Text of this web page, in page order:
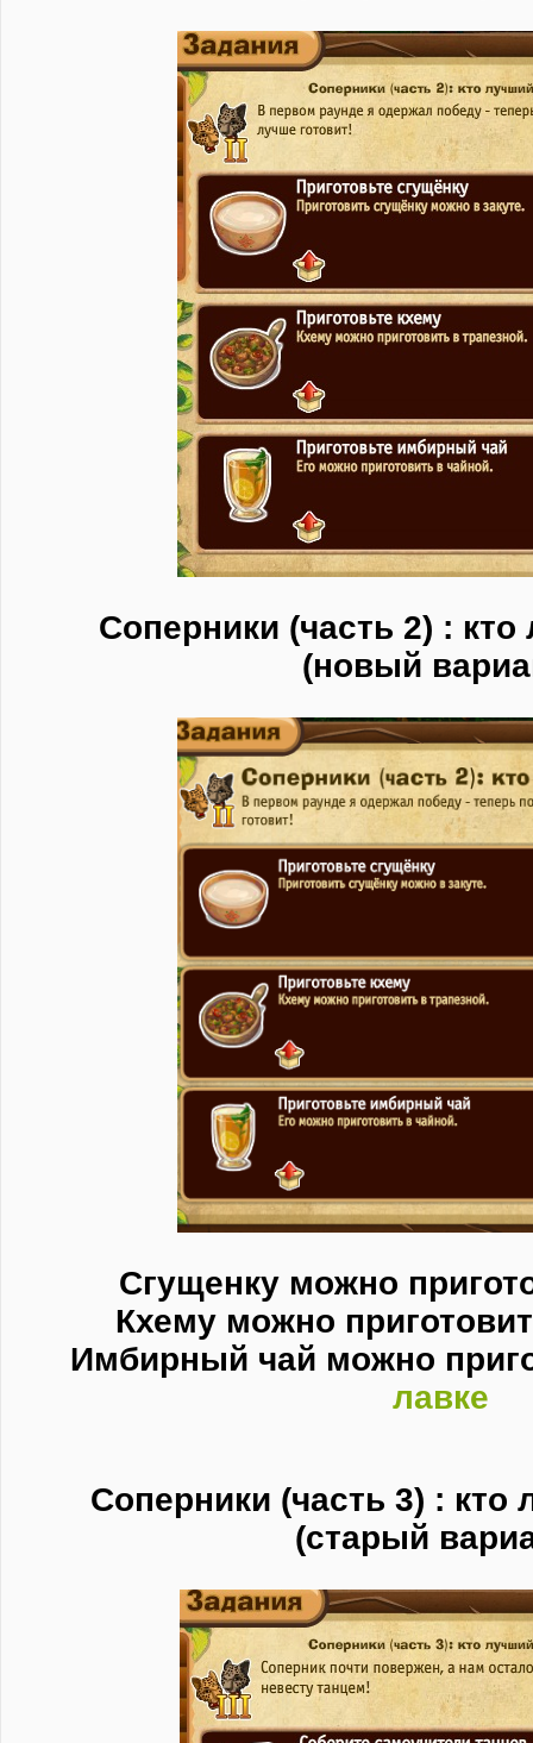
Соперники (часть 2) :
(новый
Сгущенку можно
Кхему можно
Имбирный чай можно
лавке
Соперники (часть 3) : кто
(старый